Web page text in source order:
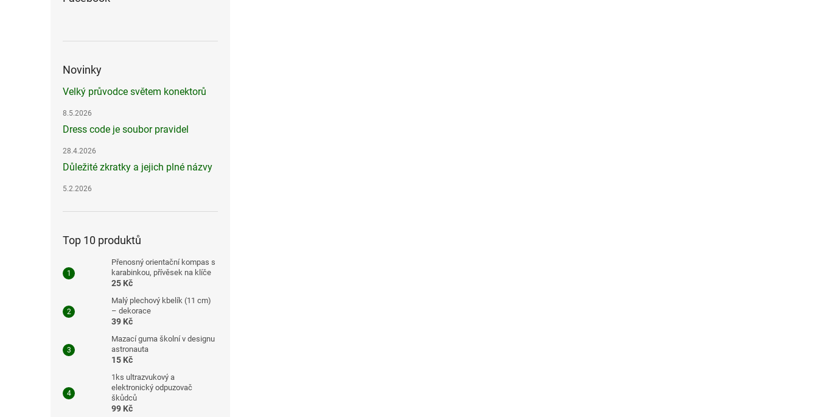
Novinky
Velký průvodce světem konektorů
8.5.2026
Dress code je soubor pravidel
28.4.2026
Důležité zkratky a jejich plné názvy
5.2.2026
Top 10 produktů
Přenosný orientační kompas s
karabinkou, přívěsek na klíče
25 Kč
Malý plechový kbelík (11 cm)
– dekorace
39 Kč
Mazací guma školní v designu
astronauta
15 Kč
1ks ultrazvukový a
elektronický odpuzovač
škůdců
99 Kč